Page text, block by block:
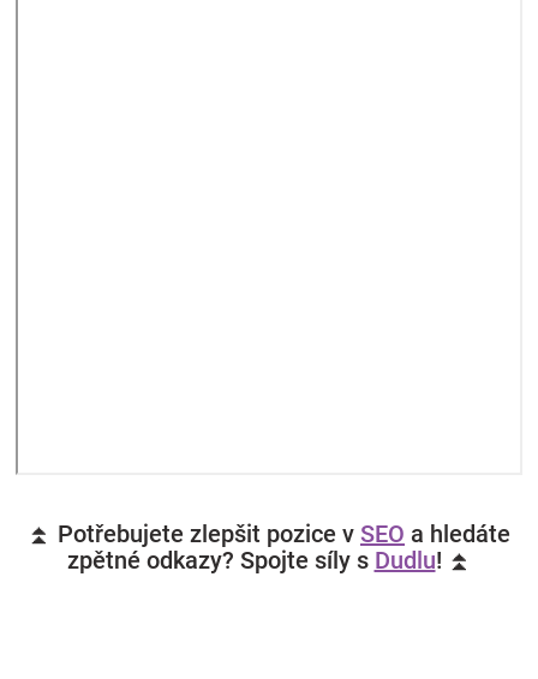
⏫ Potřebujete zlepšit pozice v SEO a hledáte
zpětné odkazy? Spojte síly s Dudlu! ⏫